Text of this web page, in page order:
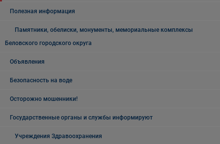
Полезная информация
Памятники, обелиски, монументы, мемориальные комплексы
Беловского городского округа
Объявления
Безопасность на воде
Осторожно мошенники!
Государственные органы и службы информируют
Учреждения Здравоохранения